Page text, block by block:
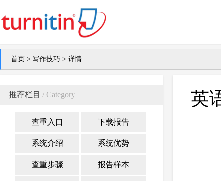
首页 > 写作技巧 > 详情
推荐栏目 / Category
查重入口 下载报告
系统介绍 系统优势
查重步骤 报告样本
英